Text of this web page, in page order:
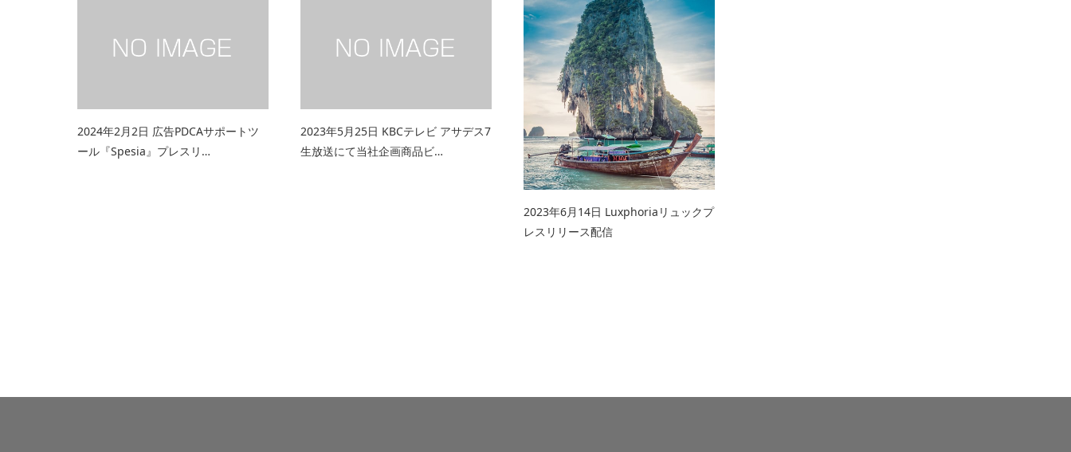
2024年2月2日 広告PDCAサポートツ
ール『Spesia』プレスリ…
2023年5月25日 KBCテレビ アサデス7
生放送にて当社企画商品ビ…
2023年6月14日 Luxphoriaリュックプ
レスリリース配信